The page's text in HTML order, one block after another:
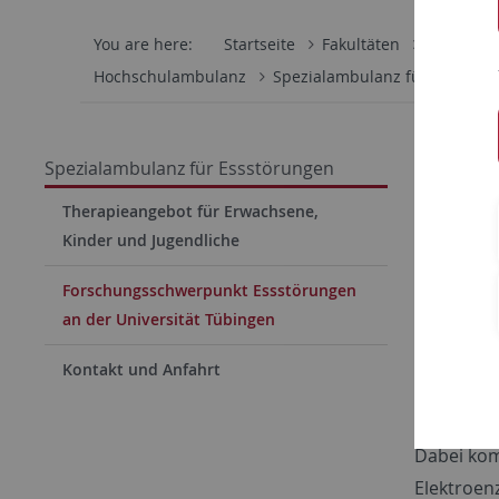
You are here: Startseite Fakultäten
Hochschulambulanz
Spezialambulanz für
Spezialambulanz für Essstörungen
Therapieangebot für Erwachsene,
Kinder und Jugendliche
Forschungsschwerpunkt Essstörungen
an der Universität Tübingen
Kontakt und Anfahrt
Der
Hierfür
Dabei